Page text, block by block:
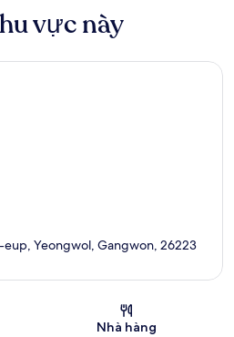
vực này
eup, Yeongwol, Gangwon, 26223
Nhà hàng